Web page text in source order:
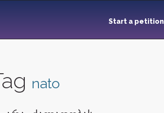
Start a petition
nato